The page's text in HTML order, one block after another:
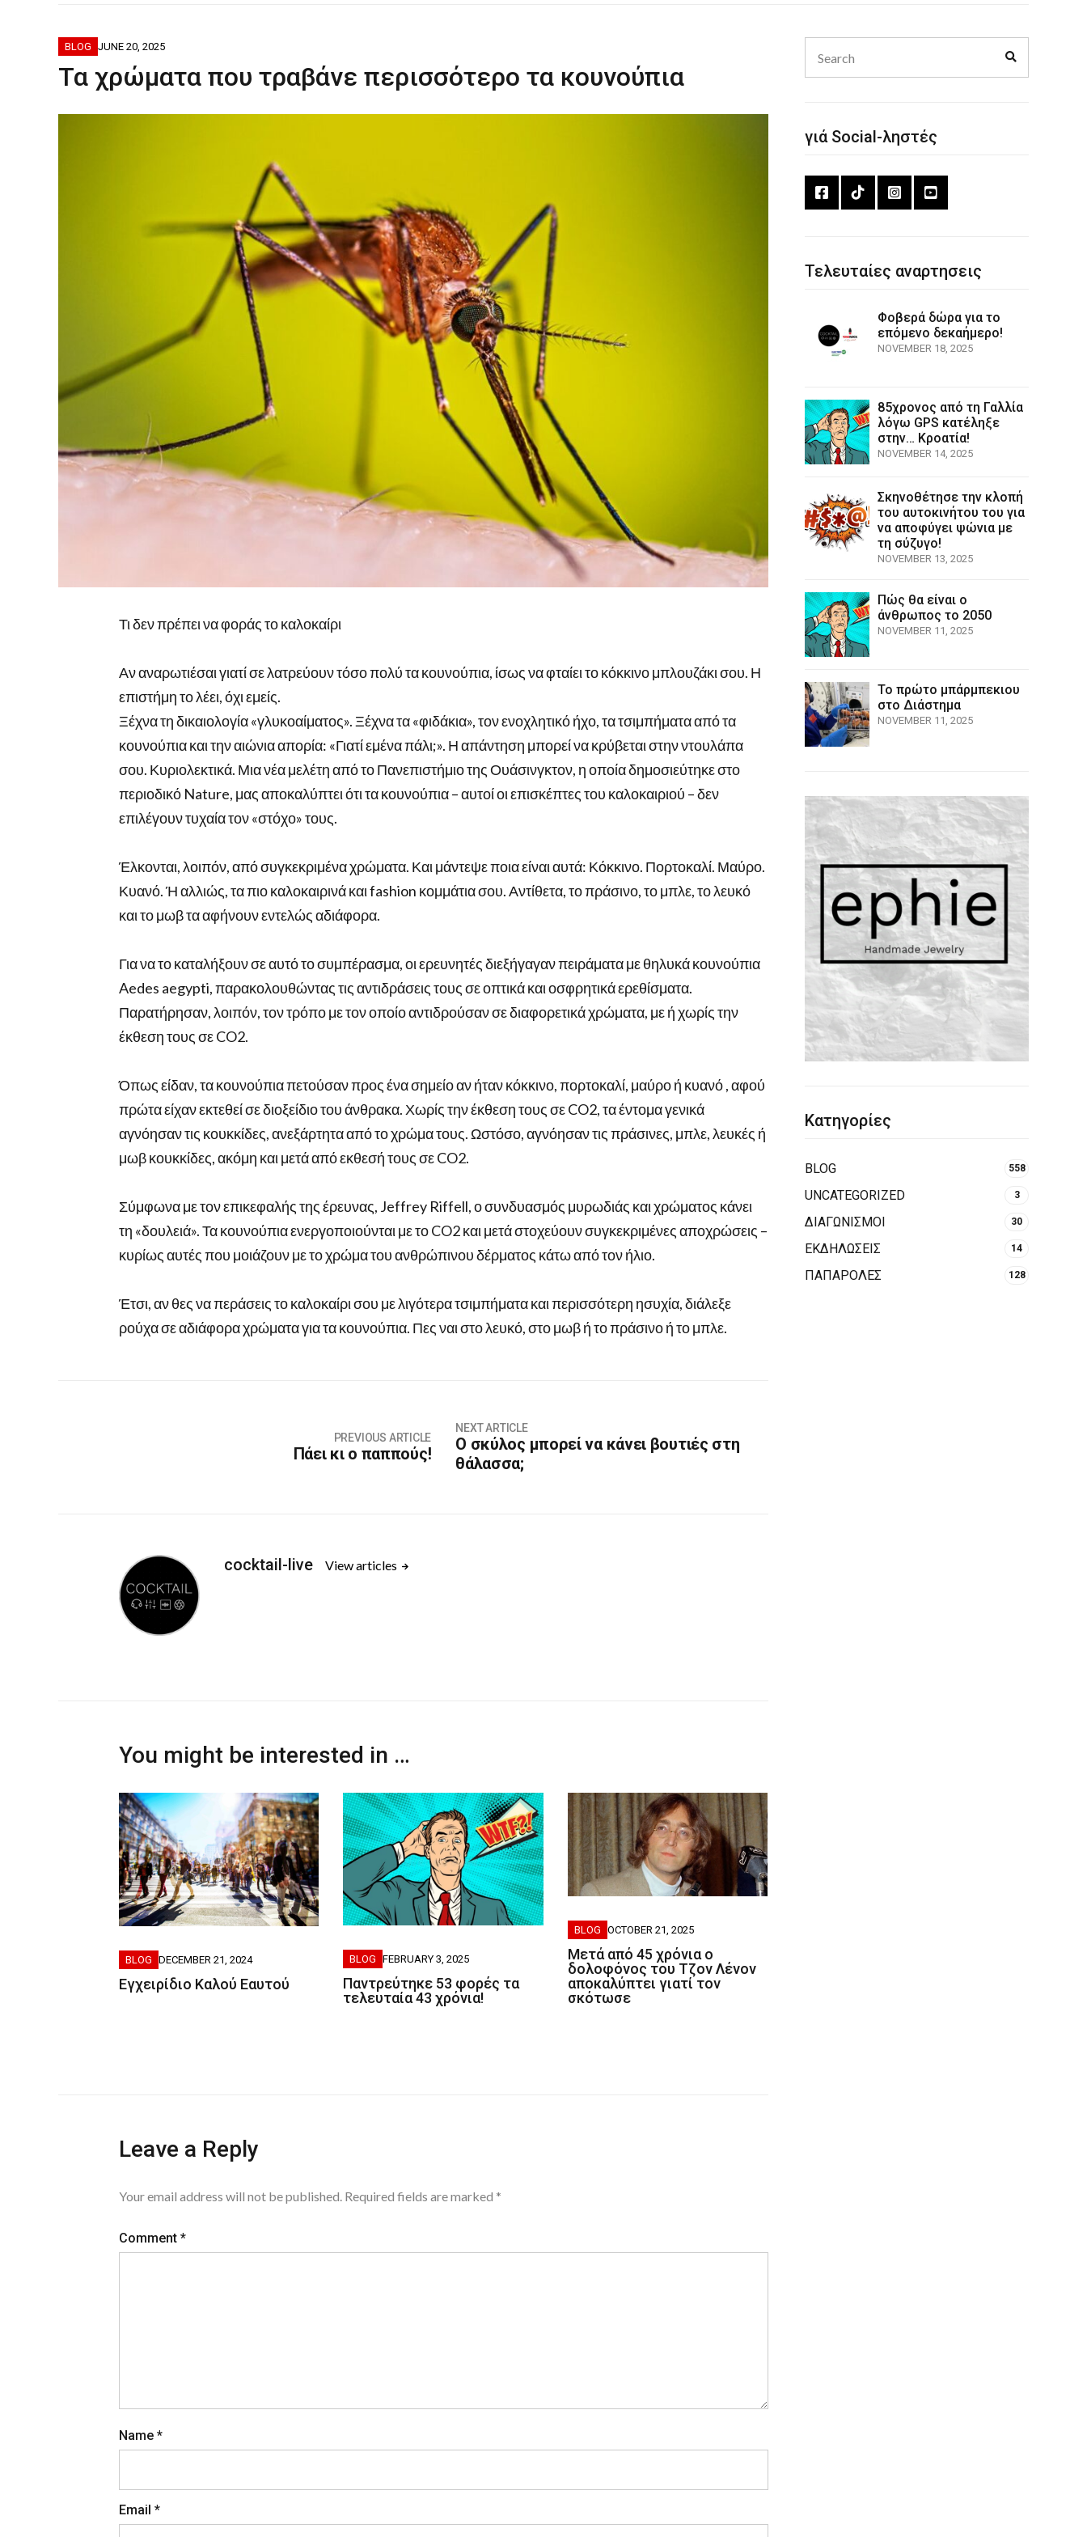
BLOG JUNE 20, 2025
Τα χρώματα που τραβάνε περισσότερο τα κουνούπια
Τι δεν πρέπει να φοράς το καλοκαίρι
Αν αναρωτιέσαι γιατί σε λατρεύουν τόσο πολύ τα κουνούπια, ίσως να φταίει το κόκκινο μπλουζάκι σου. Η
επιστήμη το λέει, όχι εμείς.
Ξέχνα τη δικαιολογία «γλυκοαίματος». Ξέχνα τα «φιδάκια», τον ενοχλητικό ήχο, τα τσιμπήματα από τα
κουνούπια και την αιώνια απορία: «Γιατί εμένα πάλι;». Η απάντηση μπορεί να κρύβεται στην ντουλάπα
σου. Κυριολεκτικά. Μια νέα μελέτη από το Πανεπιστήμιο της Ουάσινγκτον, η οποία δημοσιεύτηκε στο
περιοδικό Nature, μας αποκαλύπτει ότι τα κουνούπια – αυτοί οι επισκέπτες του καλοκαιριού – δεν
επιλέγουν τυχαία τον «στόχο» τους.
Έλκονται, λοιπόν, από συγκεκριμένα χρώματα. Και μάντεψε ποια είναι αυτά: Κόκκινο. Πορτοκαλί. Μαύρο.
Κυανό. Ή αλλιώς, τα πιο καλοκαιρινά και fashion κομμάτια σου. Αντίθετα, το πράσινο, το μπλε, το λευκό
και το μωβ τα αφήνουν εντελώς αδιάφορα.
Για να το καταλήξουν σε αυτό το συμπέρασμα, οι ερευνητές διεξήγαγαν πειράματα με θηλυκά κουνούπια
Aedes aegypti, παρακολουθώντας τις αντιδράσεις τους σε οπτικά και οσφρητικά ερεθίσματα.
Παρατήρησαν, λοιπόν, τον τρόπο με τον οποίο αντιδρούσαν σε διαφορετικά χρώματα, με ή χωρίς την
έκθεση τους σε CO2.
Όπως είδαν, τα κουνούπια πετούσαν προς ένα σημείο αν ήταν κόκκινο, πορτοκαλί, μαύρο ή κυανό , αφού
πρώτα είχαν εκτεθεί σε διοξείδιο του άνθρακα. Χωρίς την έκθεση τους σε CO2, τα έντομα γενικά
αγνόησαν τις κουκκίδες, ανεξάρτητα από το χρώμα τους. Ωστόσο, αγνόησαν τις πράσινες, μπλε, λευκές ή
μωβ κουκκίδες, ακόμη και μετά από εκθεσή τους σε CO2.
Σύμφωνα με τον επικεφαλής της έρευνας, Jeffrey Riffell, ο συνδυασμός μυρωδιάς και χρώματος κάνει
τη «δουλειά». Τα κουνούπια ενεργοποιούνται με το CO2 και μετά στοχεύουν συγκεκριμένες αποχρώσεις –
κυρίως αυτές που μοιάζουν με το χρώμα του ανθρώπινου δέρματος κάτω από τον ήλιο.
Έτσι, αν θες να περάσεις το καλοκαίρι σου με λιγότερα τσιμπήματα και περισσότερη ησυχία, διάλεξε
ρούχα σε αδιάφορα χρώματα για τα κουνούπια. Πες ναι στο λευκό, στο μωβ ή το πράσινο ή το μπλε.
PREVIOUS ARTICLE
Πάει κι ο παππούς!
NEXT ARTICLE
Ο σκύλος μπορεί να κάνει βουτιές στη
θάλασσα;
cocktail-live View articles
You might be interested in …
BLOG DECEMBER 21, 2024
Εγχειρίδιο Καλού Εαυτού
BLOG FEBRUARY 3, 2025
Παντρεύτηκε 53 φορές τα
τελευταία 43 χρόνια!
BLOG OCTOBER 21, 2025
Μετά από 45 χρόνια ο
δολοφόνος του Τζον Λένον
αποκαλύπτει γιατί τον
σκότωσε
Leave a Reply
Your email address will not be published. Required fields are marked *
Comment *
Name *
Email *
for:
γιά Social-ληστές
Τελευταίες αναρτησεις
Φοβερά δώρα για το
επόμενο δεκαήμερο!
NOVEMBER 18, 2025
85χρονος από τη Γαλλία
λόγω GPS κατέληξε
στην… Κροατία!
NOVEMBER 14, 2025
Σκηνοθέτησε την κλοπή
του αυτοκινήτου του για
να αποφύγει ψώνια με
τη σύζυγο!
NOVEMBER 13, 2025
Πώς θα είναι ο
άνθρωπος το 2050
NOVEMBER 11, 2025
Το πρώτο μπάρμπεκιου
στο Διάστημα
NOVEMBER 11, 2025
Κατηγορίες
BLOG 558
UNCATEGORIZED 3
ΔΙΑΓΩΝΙΣΜΟΙ 30
ΕΚΔΗΛΩΣΕΙΣ 14
ΠΑΠΑΡΟΛΕΣ 128